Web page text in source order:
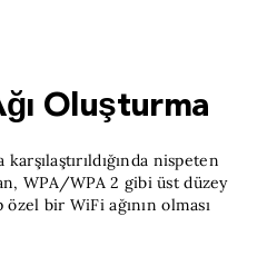
Oluşturma
nispeten
WPA/WPA 2 gibi üst düzey
bir WiFi ağının olması